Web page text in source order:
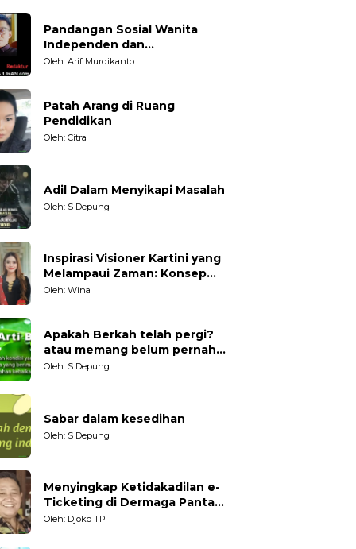
Pandangan Sosial Wanita
Independen dan
Karakteristiknya
Oleh: Arif Murdikanto
Patah Arang di Ruang
Pendidikan
Oleh: Citra
Adil Dalam Menyikapi Masalah
Oleh: S Depung
Inspirasi Visioner Kartini yang
Melampaui Zaman: Konsep
Kecakapan Hidup bagi
Oleh: Wina
Apakah Berkah telah pergi?
atau memang belum pernah
datang?
Oleh: S Depung
Sabar dalam kesedihan
Oleh: S Depung
Menyingkap Ketidakadilan e-
Ticketing di Dermaga Pantai
Kartini Jepara, terhadap
Oleh: Djoko TP